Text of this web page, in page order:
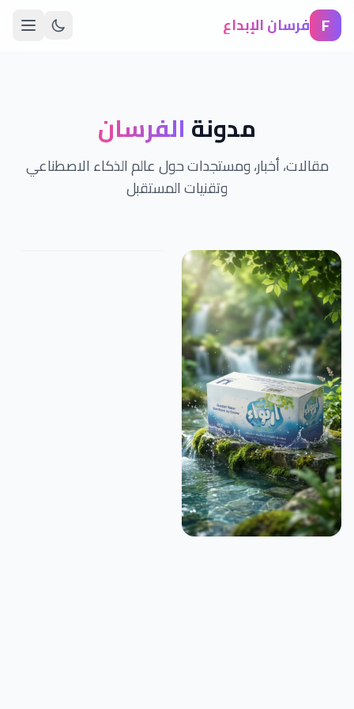
F فرسان الإبداع
مدونةالفرسان
مقالات، أخبار، ومستجدات حول عالم الذكاء الاصطناعي
وتقنيات المستقبل